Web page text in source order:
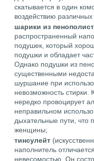
скатывается в один
воздействию
шарики из
распространенный
подушек, который
подушки и обладает
Однако подушки из
существенными
шуршание при
невозможность стирки.
нередко провоцирует
неправильном
дыхательные пути, что
женщины;
тинсулейт
наполнитель
невесомостью. Он